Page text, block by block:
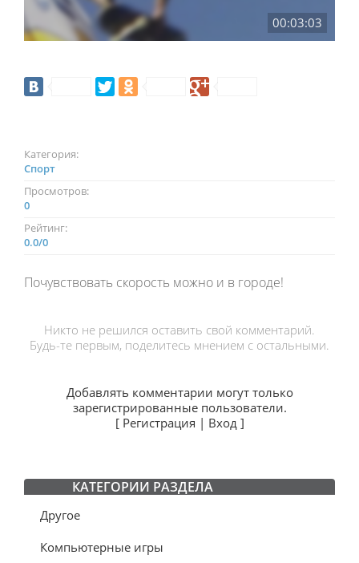
00:03:03
Категория:
Спорт
Просмотров:
0
Рейтинг:
0.0/0
Почувствовать скорость можно и в городе!
Никто не решился оставить свой комментарий.
Будь-те первым, поделитесь мнением с остальными.
Добавлять комментарии могут только
зарегистрированные пользователи.
[ Регистрация | Вход]
КАТЕГОРИИ РАЗДЕЛА
Другое
Компьютерные игры